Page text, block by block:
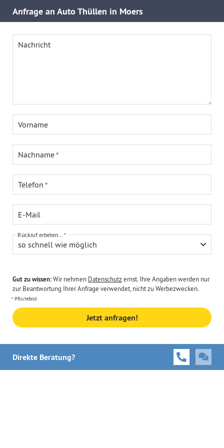
Anfrage an Auto Thüllen in Moers
Nachricht
Vorname
Nachname
Telefon
E-Mail
so schnell wie möglich
Rückruf erbeten...
Gut zu wissen:Wir nehmen Datenschutzernst. Ihre Angaben werden nur
zur Beantwortung Ihrer Anfrage verwendet, nicht zu Werbezwecken.
Pflichtfeld
Jetzt anfragen!
Direkte Beratung?